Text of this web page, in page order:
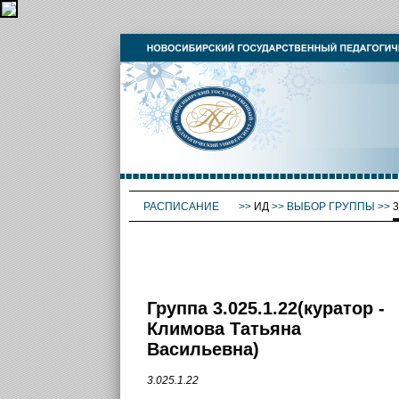
РАСПИСАНИЕ >> ИД>> ВЫБОР ГРУППЫ >>
Группа 3.025.1.22(куратор -
Климова Татьяна
Васильевна)
3.025.1.22